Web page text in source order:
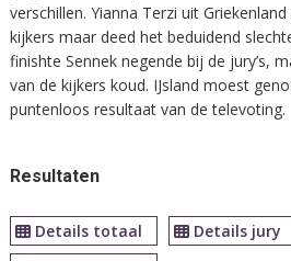
verschillen. Yianna Terzi uit
kijkers maar deed het beduidend
finishte Sennek negende bij de jury’s,
van de kijkers koud. IJsland moest
puntenloos resultaat van de televoting.
Resultaten
Details totaal
Details jury